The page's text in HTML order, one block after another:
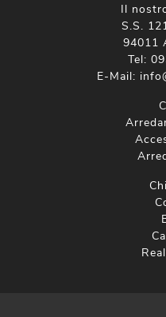
Il
S.S.
94011
Tel:
E-Mail: